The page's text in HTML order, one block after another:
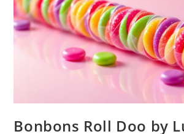
Bonbons Roll Doo by